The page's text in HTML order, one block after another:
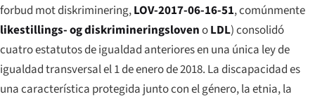
forbud mot diskriminering,LOV-2017-06-16-51, comúnmente
likestillings- og diskrimineringslovenoLDL) consolidó
cuatro estatutos de igualdad anteriores en una única ley de
igualdad transversal el 1 de enero de 2018. La discapacidad es
una característica protegida junto con el género, la etnia, la